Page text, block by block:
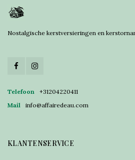
Nostalgische kerstversieringen en
Telefoon
+31204220411
Mail
info@affairedeau.com
KLANTENSERVICE